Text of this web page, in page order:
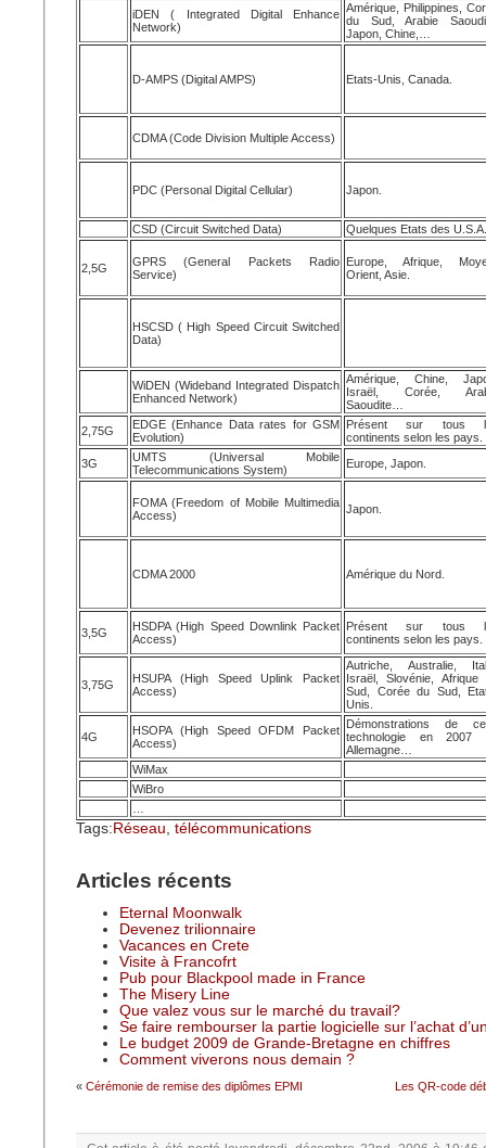
iDEN ( Integrated Digital Enhance
Network)
Amérique, Philippines,
du Sud, Arabie
Japon, Chine,…
D-AMPS (Digital AMPS) Etats-Unis, Canada.
CDMA (Code Division Multiple Access)
PDC (Personal Digital Cellular) Japon.
CSD (Circuit Switched Data) Quelques Etats des U.S.A.
2,5G
GPRS (General Packets Radio
Service)
Europe, Afrique,
Orient, Asie.
HSCSD ( High Speed Circuit Switched
Data)
WiDEN (Wideband Integrated Dispatch
Enhanced Network)
Amérique, Chine,
Israël, Corée,
Saoudite…
2,75G
EDGE (Enhance Data rates for GSM
Evolution)
Présent sur tous
continents selon les pays.
3G
UMTS (Universal Mobile
Telecommunications System)
Europe, Japon.
FOMA (Freedom of Mobile Multimedia
Access)
Japon.
CDMA 2000 Amérique du Nord.
3,5G
HSDPA (High Speed Downlink Packet
Access)
Présent sur tous
continents selon les pays.
3,75G
HSUPA (High Speed Uplink Packet
Access)
Autriche, Australie,
Israël, Slovénie, Afrique
Sud, Corée du Sud,
Unis.
4G
HSOPA (High Speed OFDM Packet
Access)
Démonstrations de
technologie en 2007
Allemagne…
WiMax
WiBro
Tags: Réseau, télécommunications
Articles récents
Eternal Moonwalk
Devenez trilionnaire
Vacances en Crete
Visite à Francofrt
Pub pour Blackpool made in France
The Misery Line
Que valez vous sur le marché du travail?
Se faire rembourser la partie logicielle sur l’achat
Le budget 2009 de Grande-Bretagne en chiffres
Comment viverons nous demain ?
« Cérémonie de remise des diplômes EPMI Les QR-code